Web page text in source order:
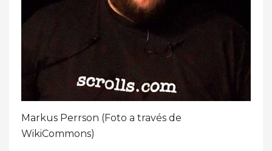
Markus Perrson (Foto a través de
WikiCommons)